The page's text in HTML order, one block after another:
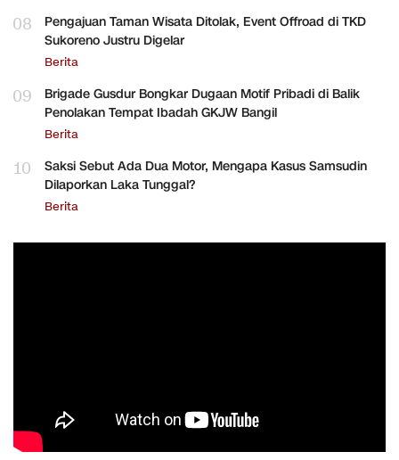
08
Pengajuan Taman Wisata Ditolak, Event Offroad di TKD
Sukoreno Justru Digelar
Berita
09
Brigade Gusdur Bongkar Dugaan Motif Pribadi di Balik
Penolakan Tempat Ibadah GKJW Bangil
Berita
10
Saksi Sebut Ada Dua Motor, Mengapa Kasus Samsudin
Dilaporkan Laka Tunggal?
Berita